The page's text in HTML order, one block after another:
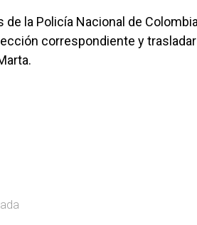
de la Policía Nacional de
correspondiente y